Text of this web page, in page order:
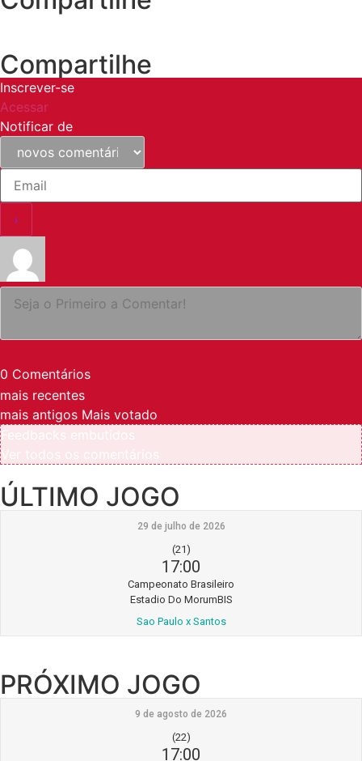
Compartilhe
Inscrever-se
Acessar
Notificar de
0 Comentários
mais recentes
mais antigos Mais votado
ÚLTIMO JOGO
29 de julho de 2026
(21)
17:00
Campeonato Brasileiro
Estadio Do MorumBIS
Sao Paulo x Santos
PRÓXIMO JOGO
9 de agosto de 2026
(22)
17:00